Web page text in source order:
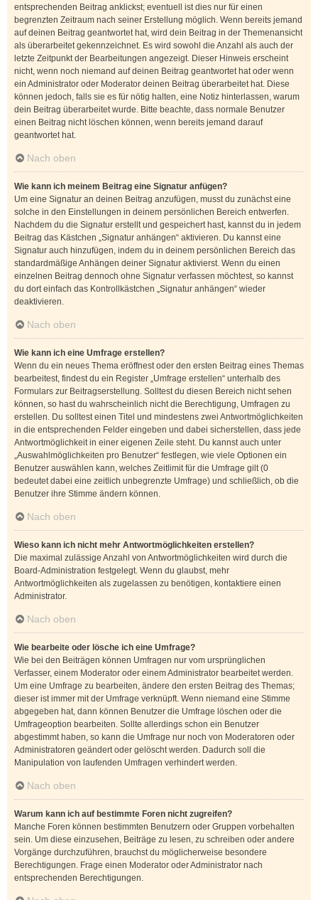
entsprechenden Beitrag anklickst; eventuell ist dies nur für einen
begrenzten Zeitraum nach seiner Erstellung möglich. Wenn bereits jemand
auf deinen Beitrag geantwortet hat, wird dein Beitrag in der Themenansicht
als überarbeitet gekennzeichnet. Es wird sowohl die Anzahl als auch der
letzte Zeitpunkt der Bearbeitungen angezeigt. Dieser Hinweis erscheint
nicht, wenn noch niemand auf deinen Beitrag geantwortet hat oder wenn
ein Administrator oder Moderator deinen Beitrag überarbeitet hat. Diese
können jedoch, falls sie es für nötig halten, eine Notiz hinterlassen, warum
dein Beitrag überarbeitet wurde. Bitte beachte, dass normale Benutzer
einen Beitrag nicht löschen können, wenn bereits jemand darauf
geantwortet hat.
Nach oben
Wie kann ich meinem Beitrag eine Signatur anfügen?
Um eine Signatur an deinen Beitrag anzufügen, musst du zunächst eine
solche in den Einstellungen in deinem persönlichen Bereich entwerfen.
Nachdem du die Signatur erstellt und gespeichert hast, kannst du in jedem
Beitrag das Kästchen „Signatur anhängen“ aktivieren. Du kannst eine
Signatur auch hinzufügen, indem du in deinem persönlichen Bereich das
standardmäßige Anhängen deiner Signatur aktivierst. Wenn du einen
einzelnen Beitrag dennoch ohne Signatur verfassen möchtest, so kannst
du dort einfach das Kontrollkästchen „Signatur anhängen“ wieder
deaktivieren.
Nach oben
Wie kann ich eine Umfrage erstellen?
Wenn du ein neues Thema eröffnest oder den ersten Beitrag eines Themas
bearbeitest, findest du ein Register „Umfrage erstellen“ unterhalb des
Formulars zur Beitragserstellung. Solltest du diesen Bereich nicht sehen
können, so hast du wahrscheinlich nicht die Berechtigung, Umfragen zu
erstellen. Du solltest einen Titel und mindestens zwei Antwortmöglichkeiten
in die entsprechenden Felder eingeben und dabei sicherstellen, dass jede
Antwortmöglichkeit in einer eigenen Zeile steht. Du kannst auch unter
„Auswahlmöglichkeiten pro Benutzer“ festlegen, wie viele Optionen ein
Benutzer auswählen kann, welches Zeitlimit für die Umfrage gilt (0
bedeutet dabei eine zeitlich unbegrenzte Umfrage) und schließlich, ob die
Benutzer ihre Stimme ändern können.
Nach oben
Wieso kann ich nicht mehr Antwortmöglichkeiten erstellen?
Die maximal zulässige Anzahl von Antwortmöglichkeiten wird durch die
Board-Administration festgelegt. Wenn du glaubst, mehr
Antwortmöglichkeiten als zugelassen zu benötigen, kontaktiere einen
Administrator.
Nach oben
Wie bearbeite oder lösche ich eine Umfrage?
Wie bei den Beiträgen können Umfragen nur vom ursprünglichen
Verfasser, einem Moderator oder einem Administrator bearbeitet werden.
Um eine Umfrage zu bearbeiten, ändere den ersten Beitrag des Themas;
dieser ist immer mit der Umfrage verknüpft. Wenn niemand eine Stimme
abgegeben hat, dann können Benutzer die Umfrage löschen oder die
Umfrageoption bearbeiten. Sollte allerdings schon ein Benutzer
abgestimmt haben, so kann die Umfrage nur noch von Moderatoren oder
Administratoren geändert oder gelöscht werden. Dadurch soll die
Manipulation von laufenden Umfragen verhindert werden.
Nach oben
Warum kann ich auf bestimmte Foren nicht zugreifen?
Manche Foren können bestimmten Benutzern oder Gruppen vorbehalten
sein. Um diese einzusehen, Beiträge zu lesen, zu schreiben oder andere
Vorgänge durchzuführen, brauchst du möglicherweise besondere
Berechtigungen. Frage einen Moderator oder Administrator nach
entsprechenden Berechtigungen.